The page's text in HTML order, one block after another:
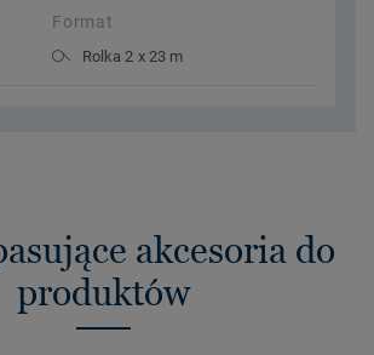
Format
Rolka 2 x 23 m
akcesoria do
produktów